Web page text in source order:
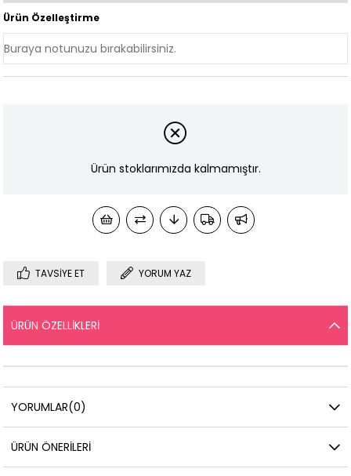
Ürün Özelleştirme
Ürün stoklarımızda kalmamıştır.
TAVSIYE ET YORUM YAZ
ÜRÜN ÖZELLIKLERI
YORUMLAR(0)
ÜRÜN ÖNERILERI